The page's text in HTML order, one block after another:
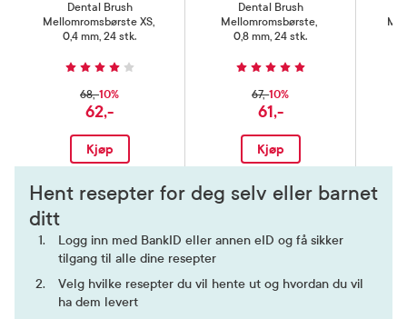
Dental Brush
Mellomromsbørste XS,
0,4 mm, 24 stk.
68,-10%
62,-
Kjøp
Dental Brush
Mellomromsbørste,
0,8 mm, 24 stk.
67,-10%
61,-
Kjøp
Hent resepter for deg selv eller barnet
ditt
Logg inn med BankID eller annen eID og få sikker
tilgang til alle dine resepter
Velg hvilke resepter du vil hente ut og hvordan du vil
ha dem levert